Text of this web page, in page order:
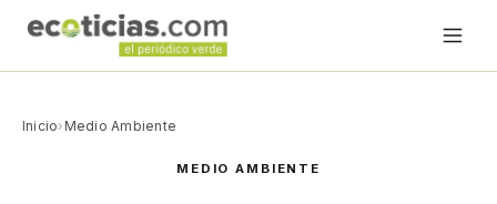
Inicio› Medio Ambiente
MEDIO AMBIENTE